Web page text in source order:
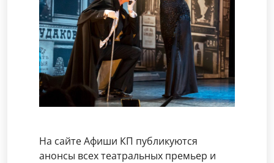
На сайте Афиши КП публикуются
анонсы всех театральных премьер и